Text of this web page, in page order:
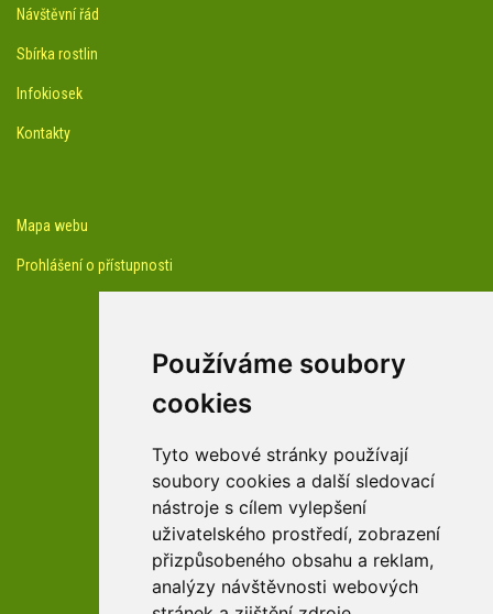
Používáme soubory
cookies
Tyto webové stránky používají
soubory cookies a další sledovací
nástroje s cílem vylepšení
uživatelského prostředí, zobrazení
přizpůsobeného obsahu a reklam,
analýzy návštěvnosti webových
Návštěvní řád
Sbírka rostlin
Infokiosek
Kontakty
Mapa webu
Prohlášení o přístupnosti
Youtube kanál arboreta